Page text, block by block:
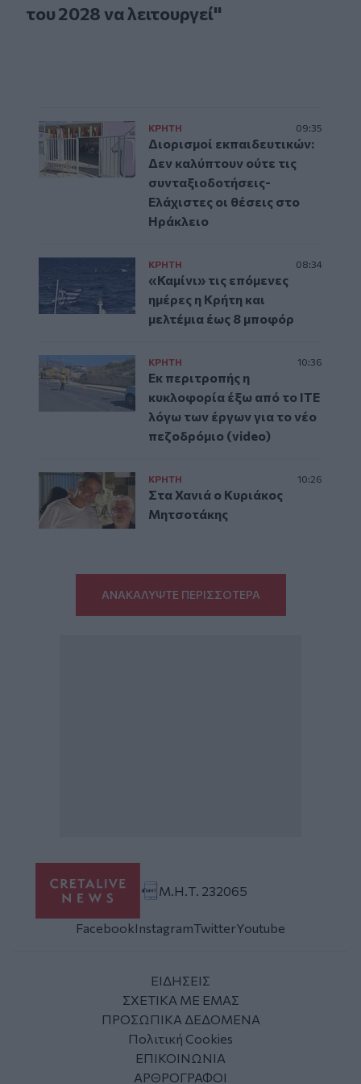
του 2028 να λειτουργεί"
ΚΡΗΤΗ 09:35
Διορισμοί εκπαιδευτικών:
Δεν καλύπτουν ούτε τις
συνταξιοδοτήσεις-
Ελάχιστες οι θέσεις στο
Ηράκλειο
ΚΡΗΤΗ 08:34
«Καμίνι» τις επόμενες
ημέρες η Κρήτη και
μελτέμια έως 8 μποφόρ
ΚΡΗΤΗ 10:36
Εκ περιτροπής η
κυκλοφορία έξω από το ΙΤΕ
λόγω των έργων για το νέο
πεζοδρόμιο (video)
ΚΡΗΤΗ 10:26
Στα Χανιά ο Κυριάκος
Μητσοτάκης
ΑΝΑΚΑΛΥΨΤΕ ΠΕΡΙΣΣΟΤΕΡΑ
Μ.Η.Τ. 232065
FacebookInstagramTwitterYoutube
ΕΙΔΗΣΕΙΣ
ΣΧΕΤΙΚΑ ΜΕ ΕΜΑΣ
ΠΡΟΣΩΠΙΚΑ ΔΕΔΟΜΕΝΑ
Πολιτική Cookies
ΕΠΙΚΟΙΝΩΝΙΑ
ΑΡΘΡΟΓΡΑΦΟΙ